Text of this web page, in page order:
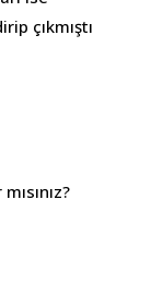
çıkmıştı